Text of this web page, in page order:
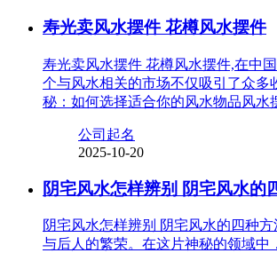
寿光卖风水摆件 花樽风水摆件
寿光卖风水摆件 花樽风水摆件,在中
个与风水相关的市场不仅吸引了众
秘：如何选择适合你的风水物品风
公司起名
2025-10-20
阴宅风水怎样辨别 阴宅风水的
阴宅风水怎样辨别 阴宅风水的四种
与后人的繁荣。在这片神秘的领域